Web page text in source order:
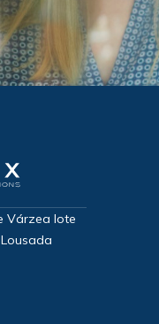
Várzea lote